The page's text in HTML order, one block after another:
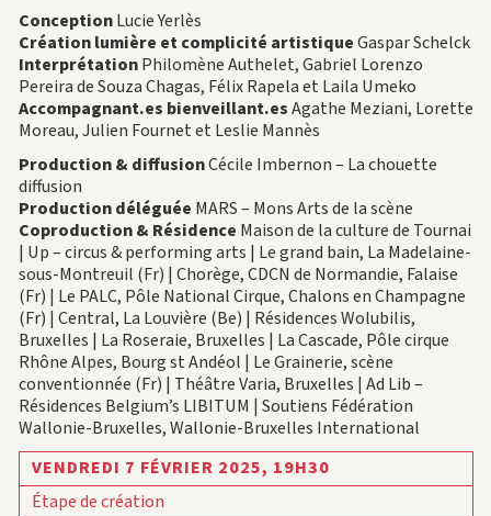
ConceptionLucie Yerlès
Création lumière et complicité artistiqueGaspar Schelck
InterprétationPhilomène Authelet, Gabriel Lorenzo
Pereira de Souza Chagas, Félix Rapela et Laila Umeko
Accompagnant.es bienveillant.esAgathe Meziani, Lorette
Moreau, Julien Fournet et Leslie Mannès
Production & diffusionCécile Imbernon – La chouette
diffusion
Production déléguée MARS – Mons Arts de la scène
Coproduction & Résidence Maison de la culture de Tournai
| Up – circus & performing arts | Le grand bain, La Madelaine-
sous-Montreuil (Fr) | Chorège, CDCN de Normandie, Falaise
(Fr) | Le PALC, Pôle National Cirque, Chalons en Champagne
(Fr) | Central, La Louvière (Be) | Résidences Wolubilis,
Bruxelles | La Roseraie, Bruxelles | La Cascade, Pôle cirque
Rhône Alpes, Bourg st Andéol | Le Grainerie, scène
conventionnée (Fr) | Théâtre Varia, Bruxelles | Ad Lib –
Résidences Belgium’s LIBITUM | Soutiens Fédération
Wallonie-Bruxelles, Wallonie-Bruxelles International
VENDREDI 7 FÉVRIER 2025, 19H30
Étape de création